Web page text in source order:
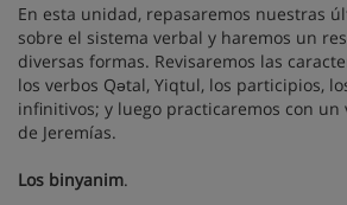
En esta unidad, repasaremos nuestras
sobre el sistema verbal y haremos un
diversas formas. Revisaremos las
los verbos Qǝtal, Yiqtul, los participios,
infinitivos; y luego practicaremos con un
de Jeremías.
Los binyanim.